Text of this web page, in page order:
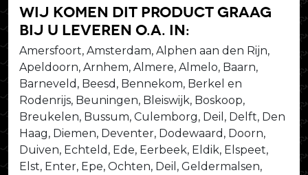
Wij komen dit product graag
bij u leveren o.a. in:
Amersfoort, Amsterdam, Alphen aan den Rijn,
Apeldoorn, Arnhem, Almere, Almelo, Baarn,
Barneveld, Beesd, Bennekom, Berkel en
Rodenrijs, Beuningen, Bleiswijk, Boskoop,
Breukelen, Bussum, Culemborg, Deil, Delft, Den
Haag, Diemen, Deventer, Dodewaard, Doorn,
Duiven, Echteld, Ede, Eerbeek, Eldik, Elspeet,
Elst, Enter, Epe, Ochten, Deil, Geldermalsen,